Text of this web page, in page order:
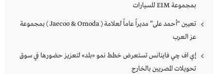
بمجموعة EIM للسيارات
تعيين “أحمد على” مديراً عاماً لعلامة ( Jaecoo & Omoda ) بمجموعة
عز العرب
إي اف چي فاينانس تستعرض خطط نمو «بلد» لتعزيز حضورها في سوق
تحويلات المصريين بالخارج